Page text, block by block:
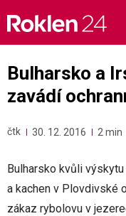
content
Bulharsko a
zavádí
čtk 30. 12. 2016 2 min
Bulharsko kvůli
a kachen v Plovdivské
zákaz rybolovu v